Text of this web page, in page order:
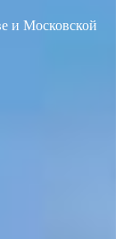
и Московской